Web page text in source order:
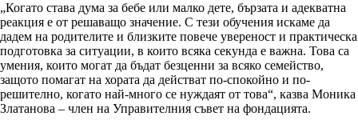
„Когато става дума за бебе или малко дете, бързата и адекватна
реакция е от решаващо значение. С тези обучения искаме да
дадем на родителите и близките повече увереност и практическа
подготовка за ситуации, в които всяка секунда е важна. Това са
умения, които могат да бъдат безценни за всяко семейство,
защото помагат на хората да действат по-спокойно и по-
решително, когато най-много се нуждаят от това“, казва Моника
Златанова – член на Управителния съвет на фондацията.